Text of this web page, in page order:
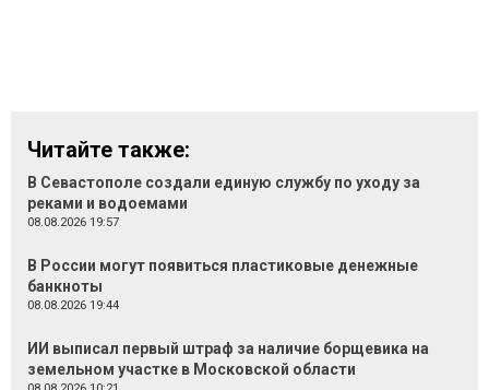
Читайте также:
В Севастополе создали единую службу по уходу за
реками и водоемами
08.08.2026 19:57
В России могут появиться пластиковые денежные
банкноты
08.08.2026 19:44
ИИ выписал первый штраф за наличие борщевика на
земельном участке в Московской области